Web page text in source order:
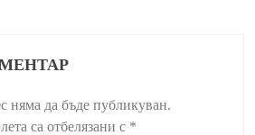
няма да бъде публикуван.
са отбелязани с *